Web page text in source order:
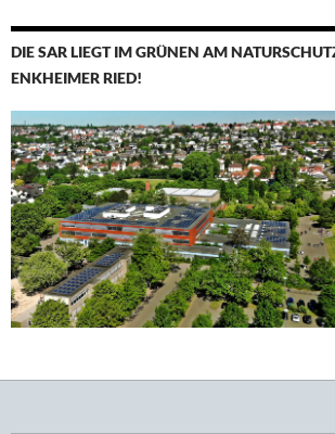
DIE SAR LIEGT IM GRÜNEN AM
ENKHEIMER RIED!